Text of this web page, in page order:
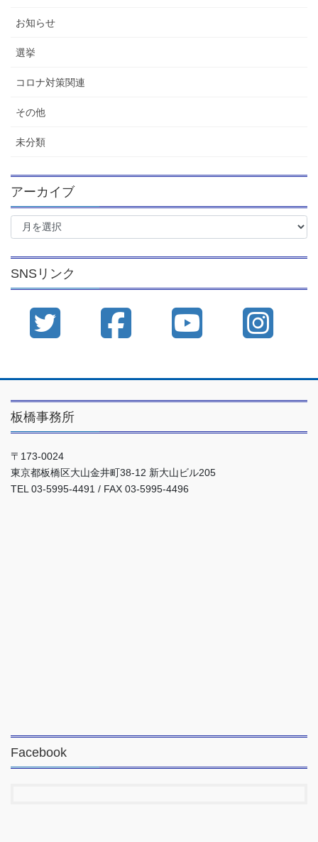
お知らせ
選挙
コロナ対策関連
その他
未分類
アーカイブ
ア
イ
ブ
SNSリンク
板橋事務所
〒173-0024
東京都板橋区大山金井町38-12 新大山ビル205
TEL 03-5995-4491 / FAX 03-5995-4496
Facebook